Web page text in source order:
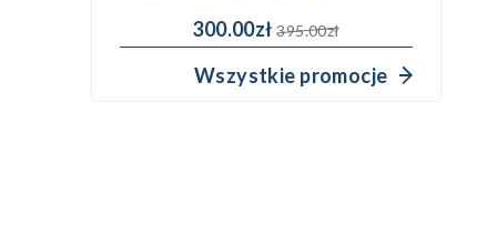
300.00zł395.00zł
Wszystkie promocje